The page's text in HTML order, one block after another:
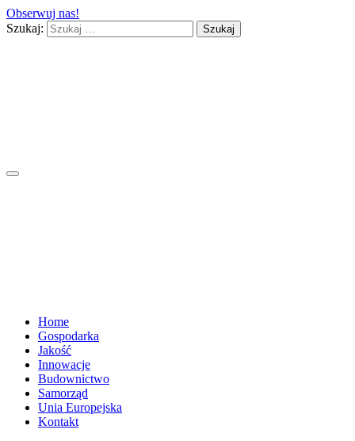
Obserwuj nas!
Szukaj:
Home
Gospodarka
Jakość
Innowacje
Budownictwo
Samorząd
Unia Europejska
Kontakt